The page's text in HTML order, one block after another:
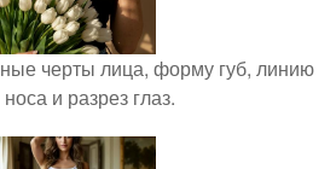
черты лица, форму губ, линию
носа и разрез глаз.